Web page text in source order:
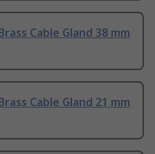
Cable Gland 38 mm
Cable Gland 21 mm